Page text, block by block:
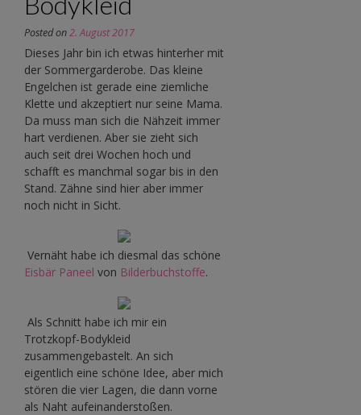
Posted on2. August 2017
Dieses Jahr bin ich etwas hinterher mit
der Sommergarderobe. Das kleine
Engelchen ist gerade eine ziemliche
Klette und akzeptiert nur seine Mama.
Da muss man sich die Nähzeit immer
hart verdienen. Aber sie zieht sich
auch seit drei Wochen hoch und
schafft es manchmal sogar bis in den
Stand. Zähne sind hier aber immer
noch nicht in Sicht.
Vernäht habe ich diesmal das schöne
Eisbär Paneel von Bilderbuchstoffe.
Als Schnitt habe ich mir ein
Trotzkopf-Bodykleid
zusammengebastelt. An sich
eigentlich eine schöne Idee, aber mich
stören die vier Lagen, die dann vorne
als Naht aufeinanderstoßen.